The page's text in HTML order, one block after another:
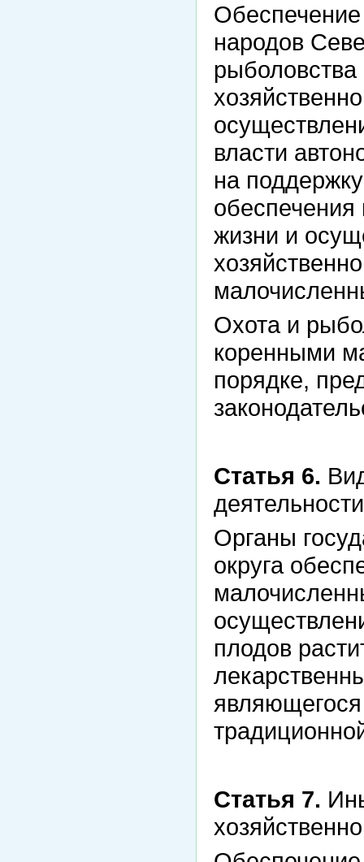
народов
рыболовства
власти
на
обеспечения
жизни и
Охота и
коренными
порядке,
Статья 6.
Органы
округа
плодов
Статья 7.